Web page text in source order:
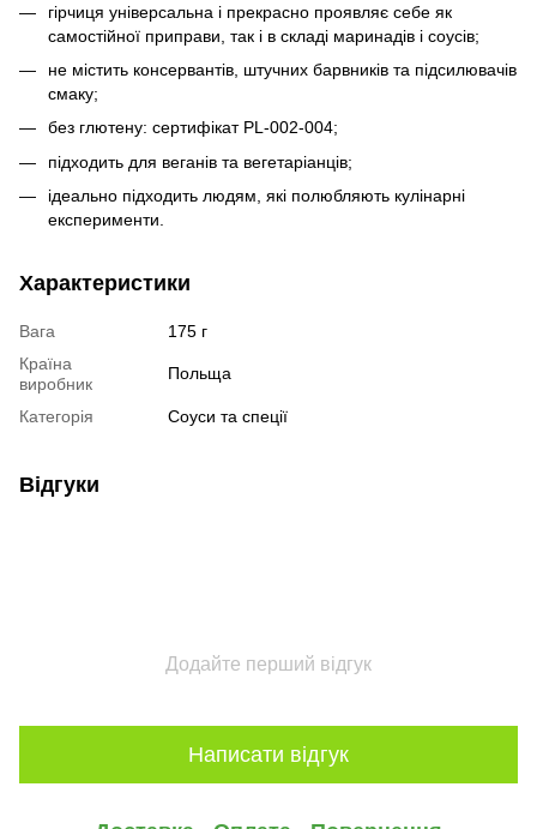
гірчиця універсальна і прекрасно проявляє себе як
самостійної приправи, так і в складі маринадів і соусів;
не містить консервантів, штучних барвників та підсилювачів
смаку;
без глютену: сертифікат PL-002-004;
підходить для веганів та вегетаріанців;
ідеально підходить людям, які полюбляють кулінарні
експерименти.
Характеристики
Вага
175 г
Країна
виробник
Польща
Категорія Соуси та спеції
Відгуки
Додайте перший відгук
Написати відгук